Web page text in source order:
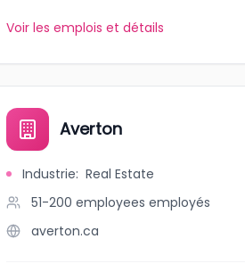
Voir les emplois et détails
Averton
Industrie: Real Estate
51-200 employees employés
averton.ca